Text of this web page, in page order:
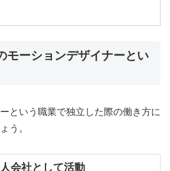
モーションデザイナーとい
という職業で独立した際の働き方に
う。
会社として活動